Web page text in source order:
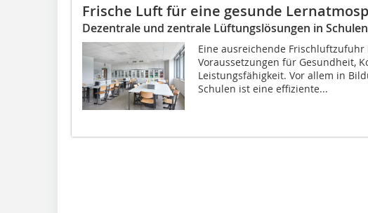
Frische Luft für eine gesunde
Dezentrale und zentrale Lüftungslösungen in Schulen
Eine ausreichende
Voraussetzungen für Gesundheit,
Leistungsfähigkeit. Vor allem in
Schulen ist eine effiziente...